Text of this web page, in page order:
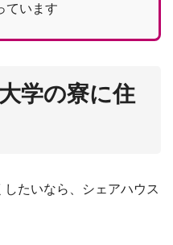
ています
学の寮に住
たいなら、シェアハウス